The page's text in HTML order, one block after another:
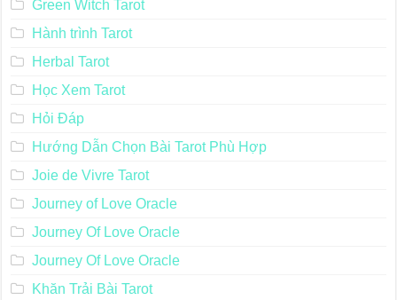
Green Witch Tarot
Hành trình Tarot
Herbal Tarot
Học Xem Tarot
Hỏi Đáp
Hướng Dẫn Chọn Bài Tarot Phù Hợp
Joie de Vivre Tarot
Journey of Love Oracle
Journey Of Love Oracle
Journey Of Love Oracle
Khăn Trải Bài Tarot